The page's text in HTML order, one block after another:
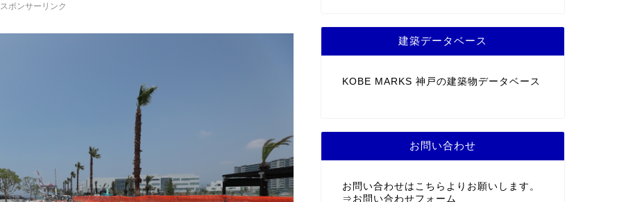
スポンサーリンク
建築データベース
KOBE MARKS 神戸の建築物データベース
お問い合わせ
お問い合わせはこちらよりお願いします。
⇒ お問い合わせフォーム